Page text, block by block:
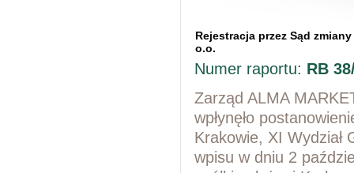
Rejestracja przez Sąd
o.o.
Numer raportu: RB
Zarząd ALMA
wpłynęło
Krakowie, XI Wydział
wpisu w dniu 2